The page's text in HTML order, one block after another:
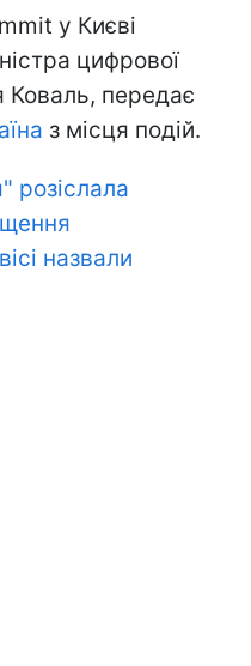
у Києві
цифрової
Коваль, передає
з місця подій.
розіслала
назвали